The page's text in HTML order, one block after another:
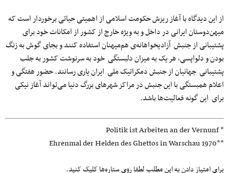
از این دیدگاه با آغاز ریزش حکومت اسلامی از اهمیتی حیاتی برخوردار است که
میهن‌دوستان ایرانی در داخل و به وِیژه خارج از کشور از امکانات خود برای
پشتیبانی از جنبش آزادیخواهانه‌ی هم‌میهنان استفاده کنند و بجای گوش به زنگ
بودن و دلواپسی، هر یک به میزان دلبستگی خود به سرنوشت کشور به جلب
پشتیبانی جهانیان از جنبش دمکراتیک ملی ایران یاری رسانند. حضور هفتگی و
اعلام همبستگی با این جنبش در مراکز شهرهای بزرگ دنیا می‌تواند آغاز نیکی
برای این گونه فعالیت‌ها باشد.
* Politik ist Arbeiten an der Vernunf
**Ehrenmal der Helden des Ghettos in Warschau 1970
برای امتیاز دادن به این مطلب لطفا روی ستاره‌ها کلیک کنید.